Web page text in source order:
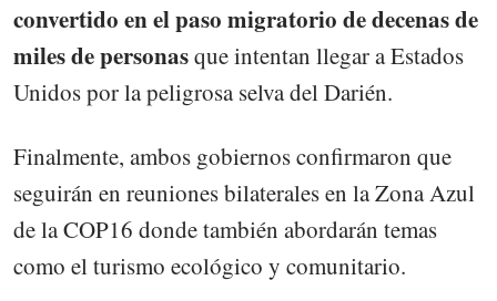
convertido en el paso migratorio de decenas de
miles de personasque intentan llegar a Estados
Unidos por la peligrosa selva del Darién.
Finalmente, ambos gobiernos confirmaron que
seguirán en reuniones bilaterales en la Zona Azul
de la COP16 donde también abordarán temas
como el turismo ecológico y comunitario.